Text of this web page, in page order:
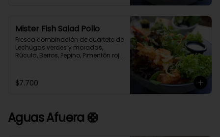
Mister Fish Salad Pollo
Fresca combinación de cuarteto de
Lechugas verdes y moradas,
Rúcula, Berros, Pepino, Pimentón rojo,
limoneta casera.
$7.700
Aguas Afuera 🛟